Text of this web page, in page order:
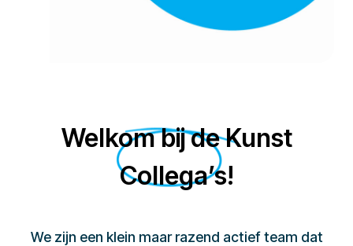
Welkom bij de Kunst
Collega’s!
We zijn een klein maar razend actief team dat